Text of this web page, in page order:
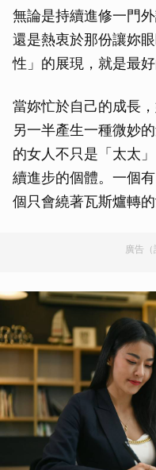
無論是持續進修一門
還是熱衷於那份讓妳
性」的展現，就是最好
當妳忙於自己的成長
另一半產生一種微妙
的女人不只是「太太
續進步的個體。一個
個只會繞著瓦斯爐轉的
廣告（